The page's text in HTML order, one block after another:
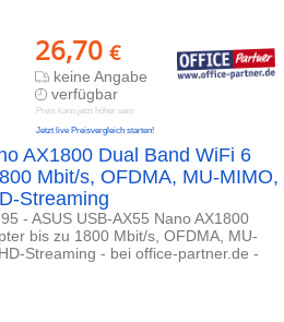
26,70 €
keine Angabe
verfügbar
Preis kann jetzt höher sein
Jetzt live Preisvergleich starten!
AX1800 Dual Band WiFi 6
Mbit/s, OFDMA, MU-MIMO,
Streaming
- ASUS USB-AX55 Nano AX1800
bis zu 1800 Mbit/s, OFDMA, MU-
Streaming - bei office-partner.de -